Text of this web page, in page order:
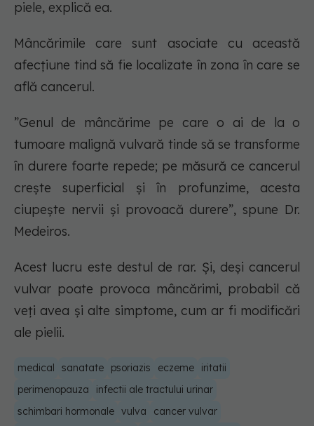
piele, explică ea.
Mâncărimile care sunt asociate cu această
afecțiune tind să fie localizate în zona în care se
află cancerul.
”Genul de mâncărime pe care o ai de la o
tumoare malignă vulvară tinde să se transforme
în durere foarte repede; pe măsură ce cancerul
crește superficial și în profunzime, acesta
ciupește nervii și provoacă durere”, spune Dr.
Medeiros.
Acest lucru este destul de rar. Și, deși cancerul
vulvar poate provoca mâncărimi, probabil că
veți avea și alte simptome, cum ar fi modificări
ale pielii.
medical sanatate psoriazis eczeme
iritatii
perimenopauza
infectii ale tractului urinar
schimbari hormonale vulva
cancer vulvar